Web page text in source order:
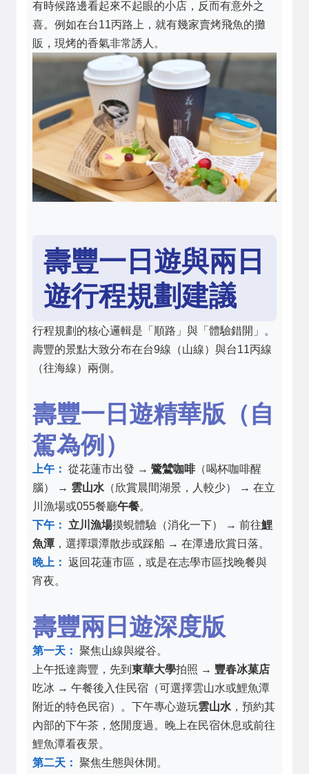
有時候路邊看起來不起眼的小店，反而有意外之
喜。例如在台11丙路上，就有幾家賣烤飛魚的攤
販，現烤的香氣非常誘人。
壽豐一日遊與兩日
遊行程規劃建議
行程規劃的核心邏輯是「順路」與「體驗錯開」。
壽豐的景點大致分布在台9線（山線）與台11丙線
（往海線）兩側。
壽豐一日遊精華版（自
駕為例）
上午： 從花蓮市出發 → 鷺鷥咖啡（喝杯咖啡醒
腦） → 雲山水 （欣賞晨間湖景，人較少） → 在立
川漁場或055餐廳午餐。
下午：
立川漁場摸蜆體驗（消化一下） → 前往鯉
魚潭，選擇環潭散步或踩船 → 在潭邊欣賞日落。
晚上： 返回花蓮市區，或是在志學市區找晚餐與
宵夜。
壽豐兩日遊深度版
第一天： 聚焦山線與縱谷。
上午抵達壽豐，先到 東華大學拍照 → 豐春冰菓店
吃冰 → 午餐後入住民宿（可選擇雲山水或鯉魚潭
附近的特色民宿）。下午專心遊玩雲山水 ，預約其
內部的下午茶，悠閒度過。晚上在民宿休息或前往
鯉魚潭看夜景。
第二天： 聚焦生態與休閒。